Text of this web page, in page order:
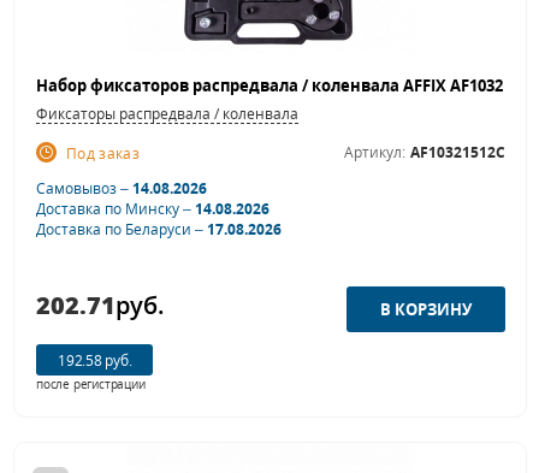
Фиксаторы распредвала / коленвала
Под заказ
Артикул: AF10321512C
Самовывоз –14.08.2026
Доставка по Минску –14.08.2026
Доставка по Беларуси –17.08.2026
202.71руб.
192.58 руб.
после регистрации